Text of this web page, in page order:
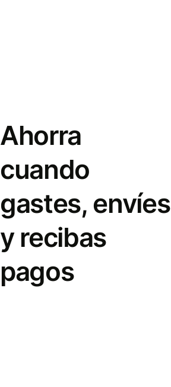
Ahorra
cuando
gastes, envíes
y recibas
pagos